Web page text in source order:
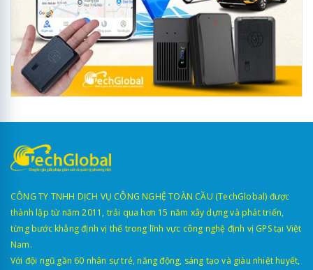
CÔNG TY TNHH DỊCH VỤ CÔNG NGHỆ TOÀN CẦU (TechGlobal) được
thành lập từ năm 2011, trải qua hơn 15 năm xây dựng và phát triển,
từng bước khẳng định vị thế trong lĩnh vực công nghệ định vị GPS tại Việt
Nam.
Với đội ngũ gần 60 nhân sự trẻ, năng động, sáng tạo và giàu nhiệt huyết,